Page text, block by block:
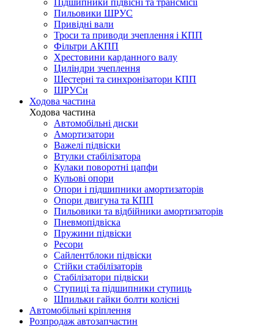
Підшипники підвісні та трансмісії
Пильовики ШРУС
Привідні вали
Троси та приводи зчеплення і КПП
Фільтри АКПП
Хрестовини карданного валу
Циліндри зчеплення
Шестерні та синхронізатори КПП
ШРУСи
Ходова частина
Ходова частина
Автомобільні диски
Амортизатори
Важелі підвіски
Втулки стабілізатора
Кулаки поворотні цапфи
Кульові опори
Опори і підшипники амортизаторів
Опори двигуна та КПП
Пильовики та відбійники амортизаторів
Пневмопідвіска
Пружини підвіски
Ресори
Сайлентблоки підвіски
Стійки стабілізаторів
Стабілізатори підвіски
Ступиці та підшипники ступиць
Шпильки гайки болти колісні
Автомобільні кріплення
Розпродаж автозапчастин